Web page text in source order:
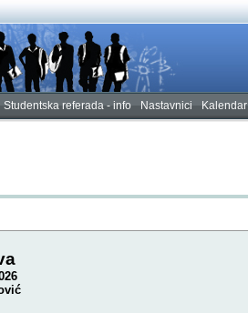
Studentska referada - info Nastavnici Kalendar